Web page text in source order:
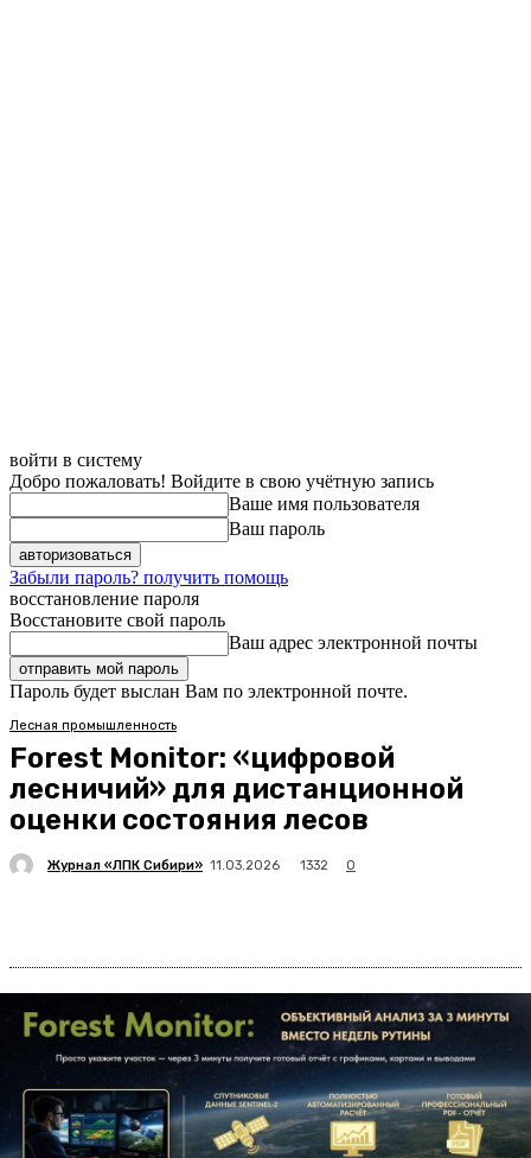
войти в систему
Добро пожаловать! Войдите в свою учётную запись
Ваше имя пользователя
Ваш пароль
Забыли пароль? получить помощь
восстановление пароля
Восстановите свой пароль
Ваш адрес электронной почты
Пароль будет выслан Вам по электронной почте.
Лесная промышленность
Forest Monitor: «цифровой
лесничий» для дистанционной
оценки состояния лесов
Журнал «ЛПК Сибири» 11.03.2026 1332 0